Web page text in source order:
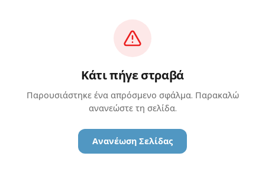
Κάτι πήγε στραβά
Παρουσιάστηκε ένα απρόσμενο σφάλμα. Παρακαλώ
ανανεώστε τη σελίδα.
Ανανέωση Σελίδας